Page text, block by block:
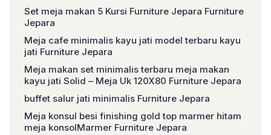
Set meja makan 5 Kursi Furniture Jepara Furniture
Jepara
Meja cafe minimalis kayu jati model terbaru kayu
jati Furniture Jepara
Meja makan set minimalis terbaru meja makan
kayu jati Solid – Meja Uk 120X80 Furniture Jepara
buffet salur jati minimalis Furniture Jepara
Meja konsul besi finishing gold top marmer hitam
meja konsolMarmer Furniture Jepara